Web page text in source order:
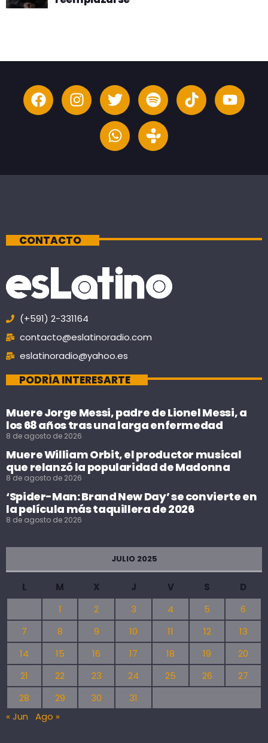
CONTACTO
(+591) 2-331164
contacto@eslatinoradio.com
eslatinoradio@yahoo.es
PODRÍA INTERESARTE
Muere Jorge Messi, padre de Lionel Messi, a
los 68 años tras una larga enfermedad
8 de agosto de 2026
Muere William Orbit, el productor musical
que relanzó la popularidad de Madonna
8 de agosto de 2026
‘Spider-Man: Brand New Day’ se convierte en
la película más taquillera de 2026
8 de agosto de 2026
JULIO 2025
L M X J V S
D
1
2 3 4 5
6
7
8 9 10 11 12
13
14
15 16 17 18 19
20
21
22 23 24 25 26
27
28
29 30
31
« Jun
Ago »